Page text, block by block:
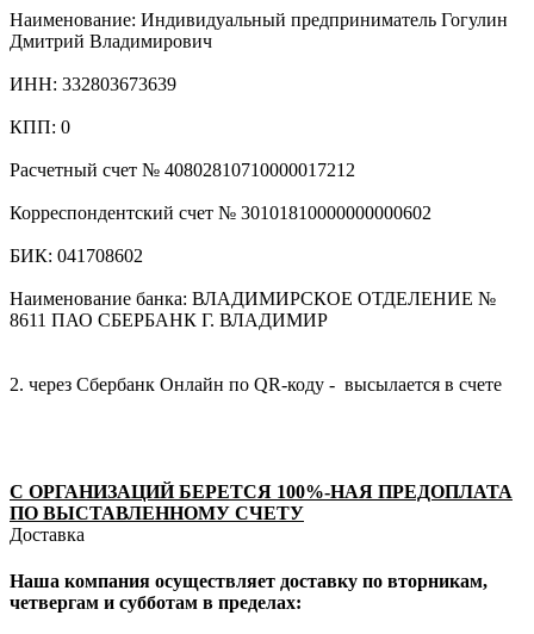
Наименование: Индивидуальный предприниматель Гогулин
Дмитрий Владимирович
ИНН: 332803673639
КПП: 0
Расчетный счет № 40802810710000017212
Корреспондентский счет № 30101810000000000602
БИК: 041708602
Наименование банка: ВЛАДИМИРСКОЕ ОТДЕЛЕНИЕ №
8611 ПАО СБЕРБАНК Г. ВЛАДИМИР
2. через Сбербанк Онлайн по QR-коду - высылается в счете
С ОРГАНИЗАЦИЙ БЕРЕТСЯ 100%-НАЯ ПРЕДОПЛАТА
ПО ВЫСТАВЛЕННОМУ СЧЕТУ
Доставка
Наша компания осуществляет доставку по вторникам,
четвергам и субботам в пределах: